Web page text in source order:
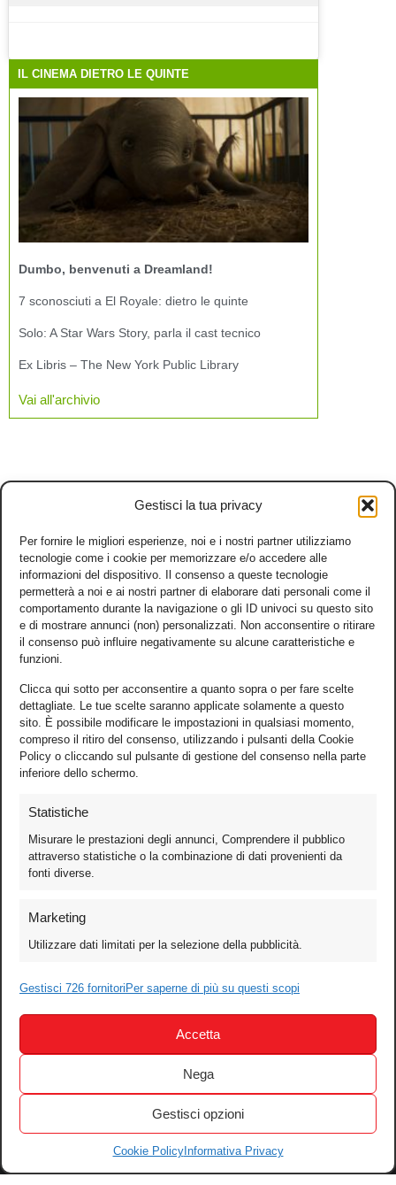
Gestisci la tua privacy
Per fornire le migliori esperienze, noi e i nostri partner utilizziamo
tecnologie come i cookie per memorizzare e/o accedere alle
informazioni del dispositivo. Il consenso a queste tecnologie
permetterà a noi e ai nostri partner di elaborare dati personali come il
comportamento durante la navigazione o gli ID univoci su questo sito
e di mostrare annunci (non) personalizzati. Non acconsentire o ritirare
il consenso può influire negativamente su alcune caratteristiche e
funzioni.
Clicca qui sotto per acconsentire a quanto sopra o per fare scelte
dettagliate. Le tue scelte saranno applicate solamente a questo
sito. È possibile modificare le impostazioni in qualsiasi momento,
compreso il ritiro del consenso, utilizzando i pulsanti della Cookie
Policy o cliccando sul pulsante di gestione del consenso nella parte
inferiore dello schermo.
Statistiche
Misurare le prestazioni degli annunci, Comprendere il pubblico
attraverso statistiche o la combinazione di dati provenienti da
fonti diverse.
Marketing
Utilizzare dati limitati per la selezione della pubblicità.
Gestisci 726 fornitori Per saperne di più su questi scopi
Accetta
Nega
Gestisci opzioni
Cookie PolicyInformativa Privacy
IL CINEMA DIETRO LE QUINTE
Dumbo, benvenuti a Dreamland!
7 sconosciuti a El Royale: dietro le quinte
Solo: A Star Wars Story, parla il cast tecnico
Ex Libris – The New York Public Library
Vai all'archivio
Games
Test
Audio
Festival & Concorsi
Iscriviti alla newsletter